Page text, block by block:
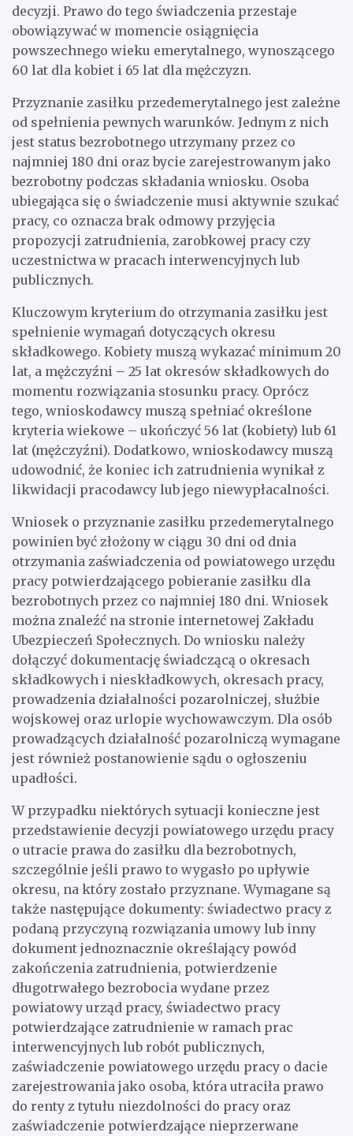
decyzji. Prawo do tego świadczenia przestaje
obowiązywać w momencie osiągnięcia
powszechnego wieku emerytalnego, wynoszącego
60 lat dla kobiet i 65 lat dla mężczyzn.
Przyznanie zasiłku przedemerytalnego jest zależne
od spełnienia pewnych warunków. Jednym z nich
jest status bezrobotnego utrzymany przez co
najmniej 180 dni oraz bycie zarejestrowanym jako
bezrobotny podczas składania wniosku. Osoba
ubiegająca się o świadczenie musi aktywnie szukać
pracy, co oznacza brak odmowy przyjęcia
propozycji zatrudnienia, zarobkowej pracy czy
uczestnictwa w pracach interwencyjnych lub
publicznych.
Kluczowym kryterium do otrzymania zasiłku jest
spełnienie wymagań dotyczących okresu
składkowego. Kobiety muszą wykazać minimum 20
lat, a mężczyźni – 25 lat okresów składkowych do
momentu rozwiązania stosunku pracy. Oprócz
tego, wnioskodawcy muszą spełniać określone
kryteria wiekowe – ukończyć 56 lat (kobiety) lub 61
lat (mężczyźni). Dodatkowo, wnioskodawcy muszą
udowodnić, że koniec ich zatrudnienia wynikał z
likwidacji pracodawcy lub jego niewypłacalności.
Wniosek o przyznanie zasiłku przedemerytalnego
powinien być złożony w ciągu 30 dni od dnia
otrzymania zaświadczenia od powiatowego urzędu
pracy potwierdzającego pobieranie zasiłku dla
bezrobotnych przez co najmniej 180 dni. Wniosek
można znaleźć na stronie internetowej Zakładu
Ubezpieczeń Społecznych. Do wniosku należy
dołączyć dokumentację świadczącą o okresach
składkowych i nieskładkowych, okresach pracy,
prowadzenia działalności pozarolniczej, służbie
wojskowej oraz urlopie wychowawczym. Dla osób
prowadzących działalność pozarolniczą wymagane
jest również postanowienie sądu o ogłoszeniu
upadłości.
W przypadku niektórych sytuacji konieczne jest
przedstawienie decyzji powiatowego urzędu pracy
o utracie prawa do zasiłku dla bezrobotnych,
szczególnie jeśli prawo to wygasło po upływie
okresu, na który zostało przyznane. Wymagane są
także następujące dokumenty: świadectwo pracy z
podaną przyczyną rozwiązania umowy lub inny
dokument jednoznacznie określający powód
zakończenia zatrudnienia, potwierdzenie
długotrwałego bezrobocia wydane przez
powiatowy urząd pracy, świadectwo pracy
potwierdzające zatrudnienie w ramach prac
interwencyjnych lub robót publicznych,
zaświadczenie powiatowego urzędu pracy o dacie
zarejestrowania jako osoba, która utraciła prawo
do renty z tytułu niezdolności do pracy oraz
zaświadczenie potwierdzające nieprzerwane